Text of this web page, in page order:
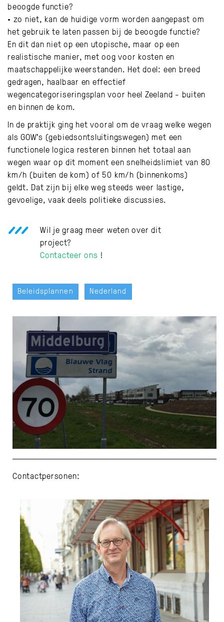
beoogde functie?
• zo niet, kan de huidige vorm worden aangepast om
het gebruik te laten passen bij de beoogde functie?
En dit dan niet op een utopische, maar op een
realistische manier, met oog voor kosten en
maatschappelijke weerstanden. Het doel: een breed
gedragen, haalbaar en effectief
wegencategoriseringsplan voor heel Zeeland - buiten
en binnen de kom.
In de praktijk ging het vooral om de vraag welke wegen
als GOW's (gebiedsontsluitingswegen) met een
functionele logica resteren binnen het totaal aan
wegen waar op dit moment een snelheidslimiet van 80
km/h (buiten de kom) of 50 km/h (binnenkoms)
geldt. Dat zijn bij elke weg steeds weer lastige,
gevoelige, vaak deels politieke discussies.
Wil je graag meer weten over dit
project?
Contacteer ons !
Beleidsplannen Nederland
Contactpersonen: